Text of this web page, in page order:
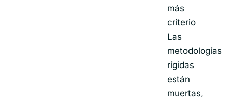
más
criterio
Las
metodologías
rígidas
están
muertas,